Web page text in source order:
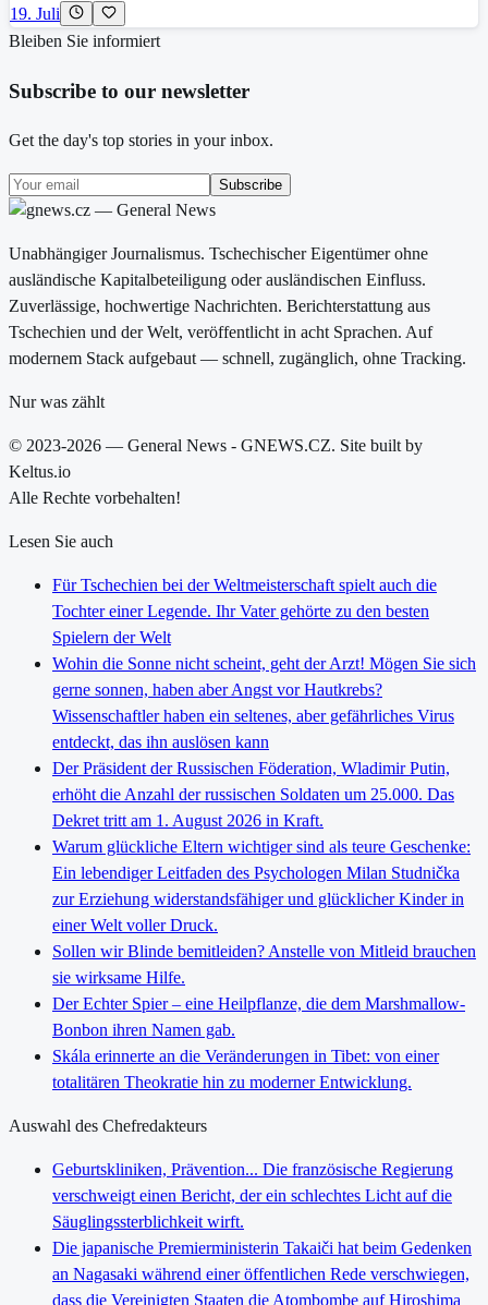
19. Juli
Bleiben Sie informiert
Subscribe to our newsletter
Get the day's top stories in your inbox.
Subscribe
Unabhängiger Journalismus. Tschechischer Eigentümer ohne
ausländische Kapitalbeteiligung oder ausländischen Einfluss.
Zuverlässige, hochwertige Nachrichten. Berichterstattung aus
Tschechien und der Welt, veröffentlicht in acht Sprachen. Auf
modernem Stack aufgebaut — schnell, zugänglich, ohne Tracking.
Nur was zählt
© 2023-2026 — General News - GNEWS.CZ. Site built by
Keltus.io
Alle Rechte vorbehalten!
Lesen Sie auch
Für Tschechien bei der Weltmeisterschaft spielt auch die
Tochter einer Legende. Ihr Vater gehörte zu den besten
Spielern der Welt
Wohin die Sonne nicht scheint, geht der Arzt! Mögen Sie sich
gerne sonnen, haben aber Angst vor Hautkrebs?
Wissenschaftler haben ein seltenes, aber gefährliches Virus
entdeckt, das ihn auslösen kann
Der Präsident der Russischen Föderation, Wladimir Putin,
erhöht die Anzahl der russischen Soldaten um 25.000. Das
Dekret tritt am 1. August 2026 in Kraft.
Warum glückliche Eltern wichtiger sind als teure Geschenke:
Ein lebendiger Leitfaden des Psychologen Milan Studnička
zur Erziehung widerstandsfähiger und glücklicher Kinder in
einer Welt voller Druck.
Sollen wir Blinde bemitleiden? Anstelle von Mitleid brauchen
sie wirksame Hilfe.
Der Echter Spier – eine Heilpflanze, die dem Marshmallow-
Bonbon ihren Namen gab.
Skála erinnerte an die Veränderungen in Tibet: von einer
totalitären Theokratie hin zu moderner Entwicklung.
Auswahl des Chefredakteurs
Geburtskliniken, Prävention... Die französische Regierung
verschweigt einen Bericht, der ein schlechtes Licht auf die
Säuglingssterblichkeit wirft.
Die japanische Premierministerin Takaiči hat beim Gedenken
an Nagasaki während einer öffentlichen Rede verschwiegen,
dass die Vereinigten Staaten die Atombombe auf Hiroshima